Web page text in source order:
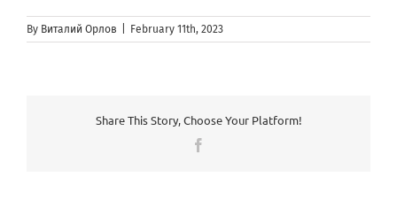
By Виталий Орлов February 11th, 2023
Share This Story, Choose Your Platform!